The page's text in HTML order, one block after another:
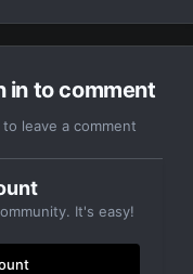
in to comment
leave a comment
It's easy!